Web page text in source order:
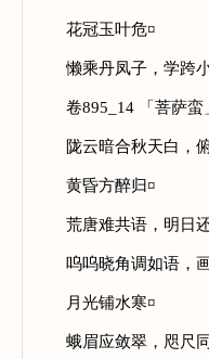
花冠玉叶危¤
懒乘丹凤子，学跨小
卷895_14 「菩萨蛮
陇云暗合秋天白，俯
黄昏方醉归¤
荒唐难共语，明日还
呜呜晓角调如语，画
月光铺水寒¤
蛾眉应敛翠，咫尺同